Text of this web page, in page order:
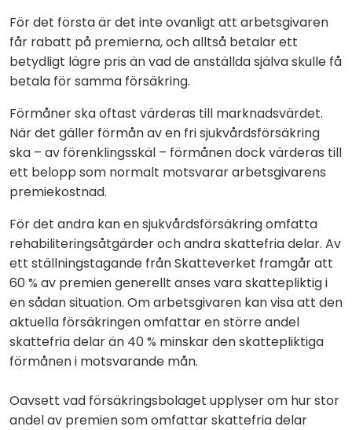
För det första är det inte ovanligt att arbetsgivaren
får rabatt på premierna, och alltså betalar ett
betydligt lägre pris än vad de anställda själva skulle få
betala för samma försäkring.
Förmåner ska oftast värderas till marknadsvärdet.
När det gäller förmån av en fri sjukvårdsförsäkring
ska – av förenklingsskäl – förmånen dock värderas till
ett belopp som normalt motsvarar arbetsgivarens
premiekostnad.
För det andra kan en sjukvårdsförsäkring omfatta
rehabiliteringsåtgärder och andra skattefria delar. Av
ett ställningstagande från Skatteverket framgår att
60 % av premien generellt anses vara skattepliktig i
en sådan situation. Om arbetsgivaren kan visa att den
aktuella försäkringen omfattar en större andel
skattefria delar än 40 % minskar den skattepliktiga
förmånen i motsvarande mån.
Oavsett vad försäkringsbolaget upplyser om hur stor
andel av premien som omfattar skattefria delar